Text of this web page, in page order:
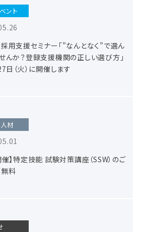
ント
用支援セミナー「”なんとなく”で選ん
んか？登録支援機関の正しい選び方」
日（火）に開催します
材
催】特定技能 試験対策講座（SSW）のご
料